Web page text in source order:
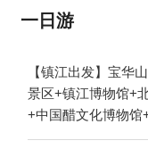
一日游
【镇江出发】宝华
景区+镇江博物馆+
+中国醋文化博物馆
度假区+千华古村+